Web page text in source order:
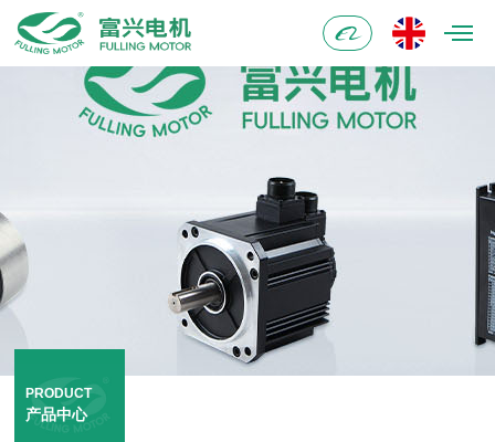
阿
里
巴
PRODUCT
产品中心